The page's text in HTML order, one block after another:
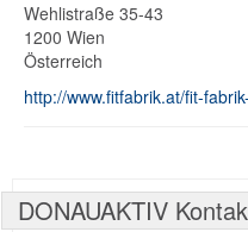
Wehlistraße 35-43
1200 Wien
Österreich
http://www.fitfabrik.at/fit-
DONAUAKTIV